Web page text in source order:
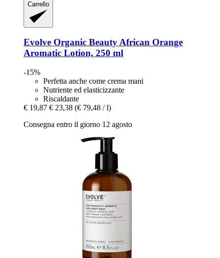
Carrello
Evolve Organic Beauty African Orange
Aromatic Lotion, 250 ml
-15%
Perfetta anche come crema mani
Nutriente ed elasticizzante
Riscaldante
€ 19,87 € 23,38 (€ 79,48 / l)
Consegna entro il giorno 12 agosto